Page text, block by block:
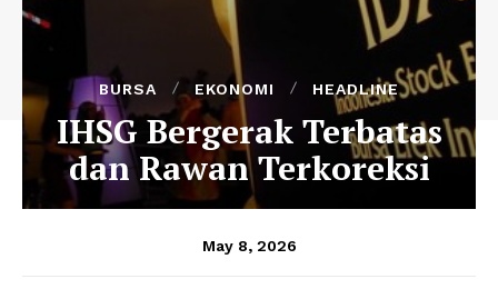
BURSA EKONOMI HEADLINE
IHSG Bergerak Terbatas
dan Rawan Terkoreksi
May 8, 2026